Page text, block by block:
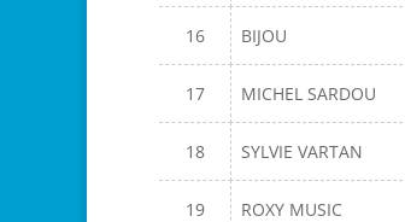
16 BIJOU
17 MICHEL SARDOU
18 SYLVIE VARTAN
19 ROXY MUSIC